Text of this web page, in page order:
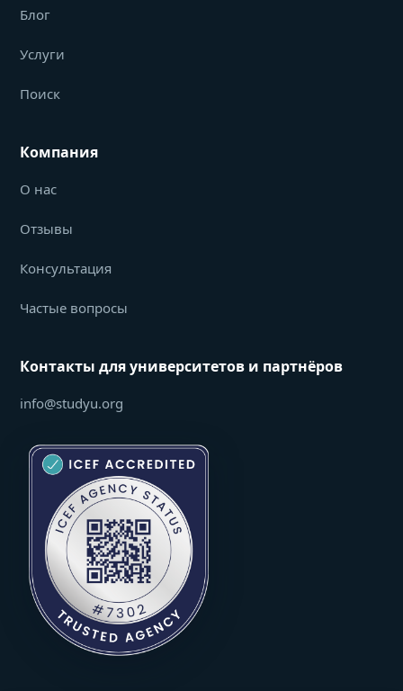
Блог
Услуги
Поиск
Компания
О нас
Отзывы
Консультация
Частые вопросы
Контакты для университетов и партнёров
info@studyu.org